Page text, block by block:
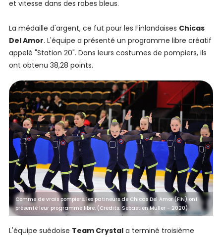
et vitesse dans des robes bleus.
La médaille d'argent, ce fut pour les Finlandaises Chicas
Del Amor. L'équipe a présenté un programme libre créatif
appelé "Station 20". Dans leurs costumes de pompiers, ils
ont obtenu 38,28 points.
Comme de vrais pompiers, les patineurs de Chicas Del Amor (FIN) ont
présenté leur programme libre. (Credits: Sebastien Muller - 2020)
L'équipe suédoise Team Crystala terminé troisième